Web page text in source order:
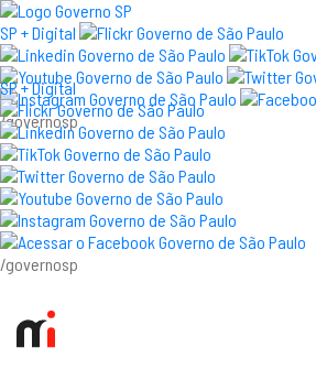
SP + Digital
/governosp
SP + Digital
/governosp
Visite el
Exposiciones y
Acervo e